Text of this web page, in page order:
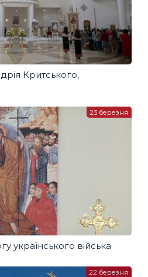
Критського,
українського війська
23 березня
22 березня